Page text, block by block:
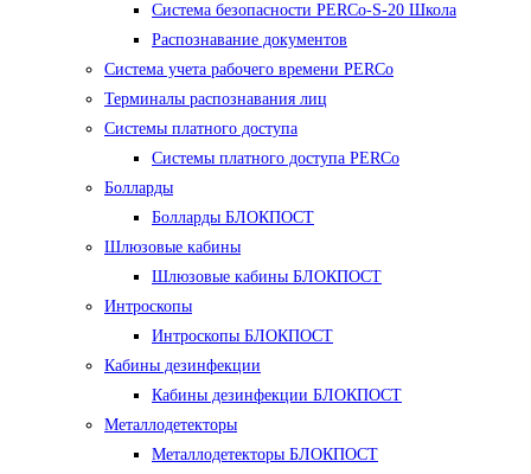
Система безопасности PERCo-S-20 Школа
Распознавание документов
Система учета рабочего времени PERCo
Терминалы распознавания лиц
Cистемы платного доступа
Системы платного доступа PERCo
Болларды
Болларды БЛОКПОСТ
Шлюзовые кабины
Шлюзовые кабины БЛОКПОСТ
Интроскопы
Интроскопы БЛОКПОСТ
Кабины дезинфекции
Кабины дезинфекции БЛОКПОСТ
Металлодетекторы
Металлодетекторы БЛОКПОСТ